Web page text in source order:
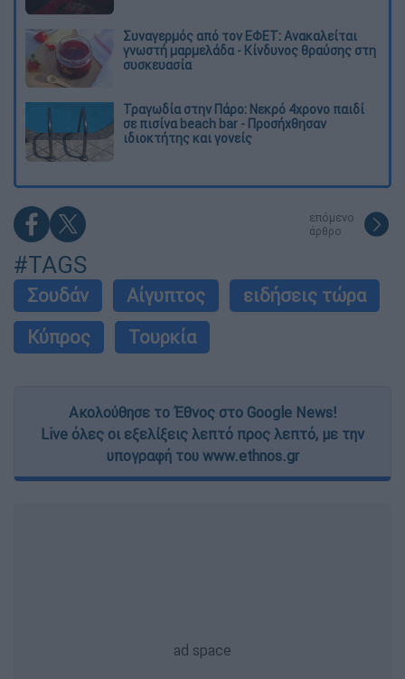
Συναγερμός από τον ΕΦΕΤ: Ανακαλείται
γνωστή μαρμελάδα - Κίνδυνος θραύσης στη
συσκευασία
Τραγωδία στην Πάρο: Νεκρό 4χρονο παιδί
σε πισίνα beach bar - Προσήχθησαν
ιδιοκτήτης και γονείς
επόμενο
άρθρο
#TAGS
Σουδάν Αίγυπτος
ειδήσεις τώρα
Κύπρος
Τουρκία
Ακολούθησε το Έθνος στο Google News!
Live όλες οι εξελίξεις λεπτό προς λεπτό, με την
υπογραφή του www.ethnos.gr